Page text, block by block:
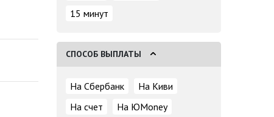
15 минут
СПОСОБ ВЫПЛАТЫ
На Сбербанк
На Киви
На счет
На ЮMoney